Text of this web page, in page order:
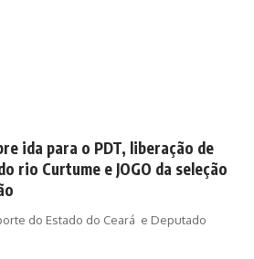
ida para o PDT, liberação de
rio Curtume e JOGO da seleção
do Estado do Ceará e Deputado